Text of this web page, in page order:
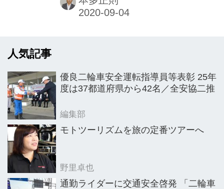
人気記事
優良二輪車安全運転指導員等表彰 25年
度は37都道府県から42名／全安協二推
編集部
モトツーリズムを旅の定番ツアーへ
野里卓也
通勤ライダーに交通安全啓発 「二輪車